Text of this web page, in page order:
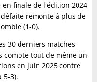
finale de l'édition 2024
remonte à plus de
(1-0).
30 derniers matches
compte tout de même un
en juin 2025 contre
5-3).